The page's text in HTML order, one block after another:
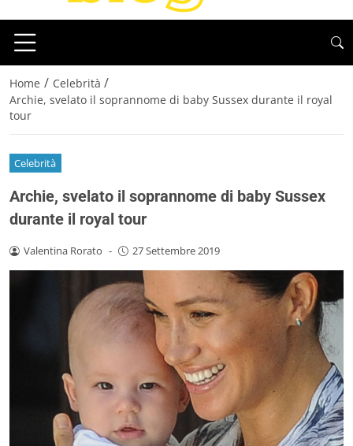
Home / Celebrità /
Archie, svelato il soprannome di baby Sussex durante il royal
tour
Celebrità
Archie, svelato il soprannome di baby Sussex
durante il royal tour
Valentina Rorato - 27 Settembre 2019